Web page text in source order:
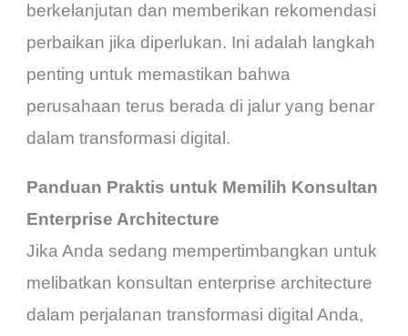
berkelanjutan dan memberikan rekomendasi
perbaikan jika diperlukan. Ini adalah langkah
penting untuk memastikan bahwa
perusahaan terus berada di jalur yang benar
dalam transformasi digital.
Panduan Praktis untuk Memilih Konsultan
Enterprise Architecture
Jika Anda sedang mempertimbangkan untuk
melibatkan konsultan enterprise architecture
dalam perjalanan transformasi digital Anda,